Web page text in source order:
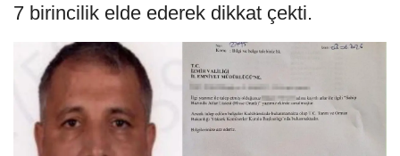
7 birincilik elde ederek dikkat çekti.